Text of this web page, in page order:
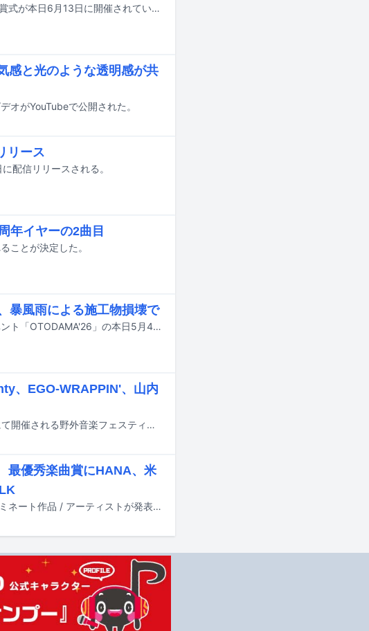
国内最大規模の国際音楽賞「MUSIC AWARDS JAPAN 2026」の授賞式が本日6月13日に開催されている。この記事では各部門の受賞結果を発表していく。以下リストの★印が受賞者・受賞作品となる。
感と光のような透明感が共
オがYouTubeで公開された。
リース
配信リリースされる。
年イヤーの2曲目
ことが決定した。
暴風雨による施工物損壊で
大阪・泉大津フェニックスにて開催を予定していた野外ライブイベント「OTODAMA'26」の本日5月4日公演が、昨日3日夜の暴風雨による施工物損傷の影響で開催中止となった。
、EGO-WRAPPIN'、山内
8月28日から30日までの3日間、山梨・山中湖交流プラザ きららにて開催される野外音楽フェスティバル「SPACE SHOWER SWEET LOVE SHOWER 2026」の出演アーティスト第2弾が発表された。
最優秀楽曲賞にHANA、米
国内最大規模の国際音楽賞「MUSIC AWARDS JAPAN 2026」のノミネート作品 / アーティストが発表された。